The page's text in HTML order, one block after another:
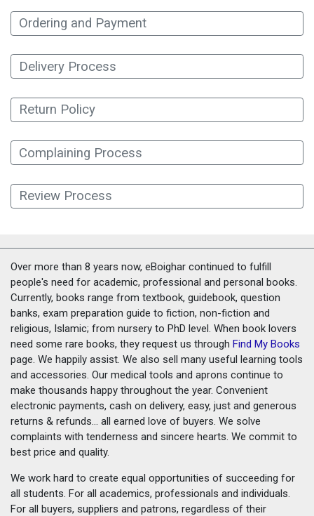
Ordering and Payment
Delivery Process
Return Policy
Complaining Process
Review Process
Over more than 8 years now, eBoighar continued to fulfill
people's need for academic, professional and personal books.
Currently, books range from textbook, guidebook, question
banks, exam preparation guide to fiction, non-fiction and
religious, Islamic; from nursery to PhD level. When book lovers
need some rare books, they request us through Find My Books
page. We happily assist. We also sell many useful learning tools
and accessories. Our medical tools and aprons continue to
make thousands happy throughout the year. Convenient
electronic payments, cash on delivery, easy, just and generous
returns & refunds... all earned love of buyers. We solve
complaints with tenderness and sincere hearts. We commit to
best price and quality.
We work hard to create equal opportunities of succeeding for
all students. For all academics, professionals and individuals.
For all buyers, suppliers and patrons, regardless of their